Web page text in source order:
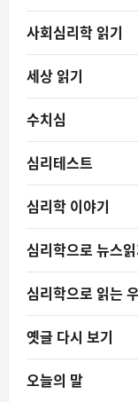
사회심리학 읽기
세상 읽기
수치심
심리테스트
심리학 이야기
심리학으로 뉴스
심리학으로 읽는
옛글 다시 보기
오늘의 말